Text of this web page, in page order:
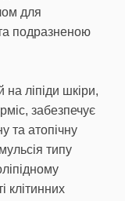
для
подразненою
ліпіди шкіри,
забезпечує
та атопічну
типу
клітинних